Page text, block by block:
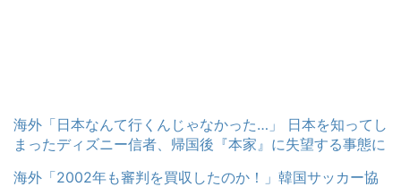
海外「日本なんて行くんじゃなかった…」 日本を知ってし
まったディズニー信者、帰国後『本家』に失望する事態に
海外「2002年も審判を買収したのか！」韓国サッカー協